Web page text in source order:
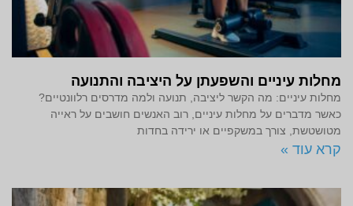
מחלות עיניים והשפעתן על היציבה והתנועה
מחלות עיניים: מה הקשר ליציבה, תנועה ולמה מדרסים רלוונטיים?
כאשר מדברים על מחלות עיניים, רוב האנשים חושבים על ראייה
מטושטשת, צורך במשקפיים או ירידה בחדות
קרא עוד »